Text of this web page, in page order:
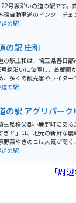
号線沿いの道の駅です。
環自動車道のインターチ
スが良好です。 地元農産物の直売所では、新鮮な野
調理器具も販売しており、お土
事処では、地元産の食材
できます。おすすめは、新
あんぎょううどん」です。 バイクで訪れる場合、道の
に隣接する荒川河川敷には
、荒川の土手沿いを走るサ
イクリングを楽しむことも
の駅
の駅 庄和
の駅庄和は、埼玉県春日
号線沿いに位置し、首都圏
、多くの観光客やライダーで賑わ
魅力は、なんといっても地
しくなります。特に、春日
濃厚な甘さで人気です。 また、道の駅庄和には、地
食材をふんだんに使った
うどんや蕎麦、新鮮野菜を
です。ライダーの方には、
けぼの山農業公園は、四季
の駅
の駅 アグリパーク
玉県秩父郡小鹿野町にあ
ぎと」は、地元の新鮮な農産物が
野菜やきのこは人気が高く、
のレストランでは、地元食
イクで訪れる際は、秩父路
できる国道299号線沿いに
の駅
「周